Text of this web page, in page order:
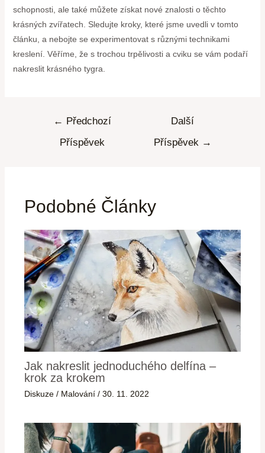
schopnosti, ale také můžete získat nové znalosti o těchto
krásných zvířatech. Sledujte kroky, které jsme uvedli v tomto
článku, a nebojte se experimentovat s různými technikami
kreslení. Věříme, že s trochou trpělivosti a cviku se vám podaří
nakreslit krásného tygra.
← Předchozí
Příspěvek
Další
Příspěvek →
Podobné Články
Jak nakreslit jednoduchého delfína –
krok za krokem
Diskuze / Malování /30. 11. 2022